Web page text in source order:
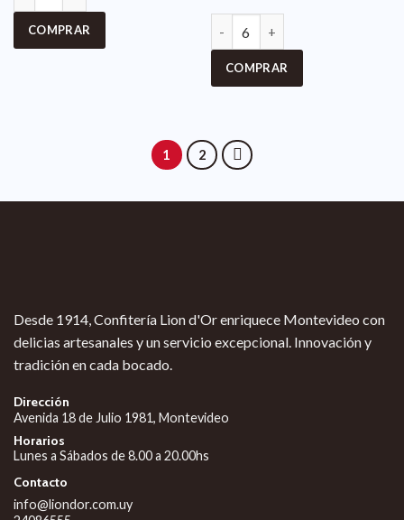
COMPRAR
COMPRAR
1 2
Desde 1914, Confitería Lion d'Or enriquece Montevideo con
delicias artesanales y un servicio excepcional. Innovación y
tradición en cada bocado.
Dirección
Avenida 18 de Julio 1981, Montevideo
Horarios
Lunes a Sábados de 8.00 a 20.00hs
Contacto
info@liondor.com.uy